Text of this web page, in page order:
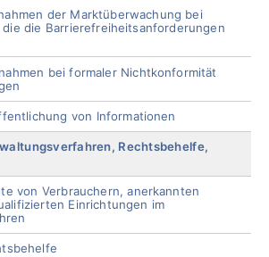
der Marktüberwachung bei
die Barrierefreiheitsanforderungen
bei formaler Nichtkonformität
von Informationen
Rechtsbehelfe,
von Verbrauchern, anerkannten
Einrichtungen im